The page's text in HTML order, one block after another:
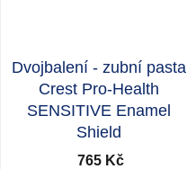
Dvojbalení - zubní pasta
Crest Pro-Health
SENSITIVE Enamel
Shield
765 Kč